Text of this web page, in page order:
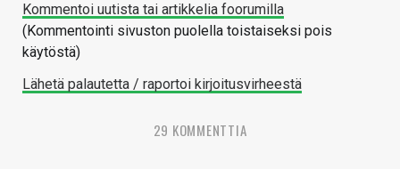
Kommentoi uutista tai artikkelia foorumilla
(Kommentointi sivuston puolella toistaiseksi pois
käytöstä)
Lähetä palautetta / raportoi kirjoitusvirheestä
29 KOMMENTTIA